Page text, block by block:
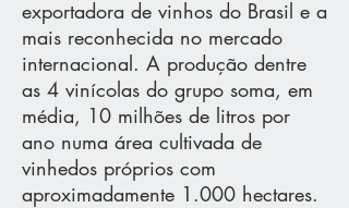
exportadora de vinhos do Brasil e a
mais reconhecida no mercado
internacional. A produção dentre
as 4 vinícolas do grupo soma, em
média, 10 milhões de litros por
ano numa área cultivada de
vinhedos próprios com
aproximadamente 1.000 hectares.